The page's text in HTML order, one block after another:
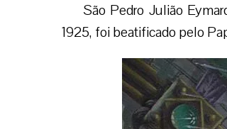
São Pedro Julião
1925, foi beatificado pelo